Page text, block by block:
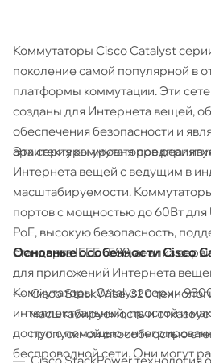
Коммутаторы Cisco Catalyst
поколение самой популярной в
платформы коммутации. Эти
созданы для Интернета вещей,
обеспечения безопасности и
архитектуры уровня
Эта серия коммутаторов
Интернета вещей с ведущим в
масштабируемости.
портов с мощностью до 60Вт для
PoE, высокую безопасность,
стандарта IEEE 1588, анализ
для приложений Интернета
Коммутаторы Catalyst серии
интеллектуальный, простой и
доступ с помощью
беспроводной сети. Они могут
Основные особенности Cisco
Cisco StackWise-320
масштабируемость и
пропускной способностью
Cisco StackPower технология